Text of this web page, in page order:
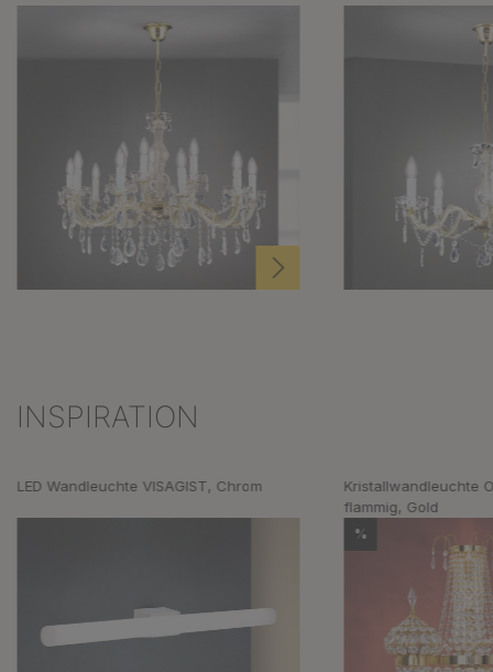
Produktgalerie überspringen
INSPIRATION
LED Wandleuchte VISAGIST, Chrom
Kristallwandleuchte
flammig, Gold
%